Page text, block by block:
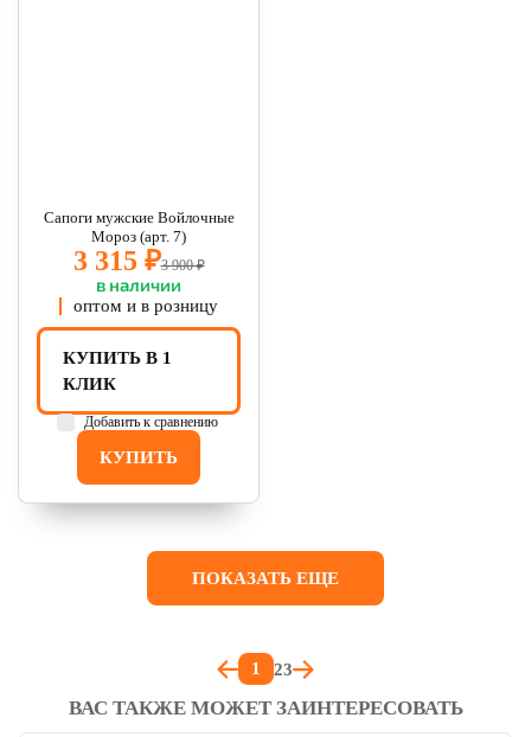
Сапоги мужские Войлочные
Мороз (арт. 7)
3 315 ₽3 900 ₽
в наличии
оптом и в розницу
КУПИТЬ
КУПИТЬ В 1
КЛИК
Добавить к сравнению
ПОКАЗАТЬ ЕЩЕ
1 23
ВАС ТАКЖЕ МОЖЕТ ЗАИНТЕРЕСОВАТЬ